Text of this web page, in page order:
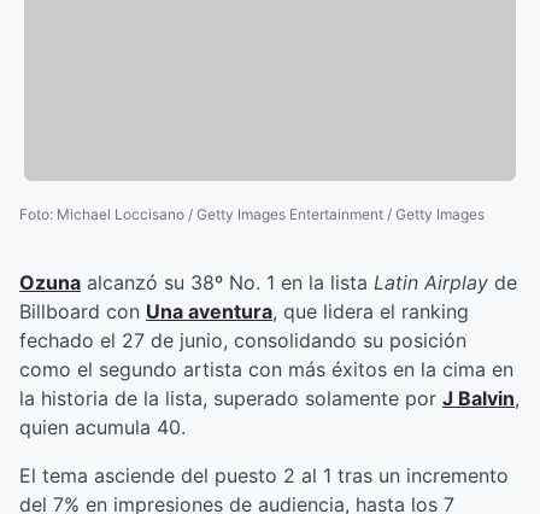
Foto: Michael Loccisano / Getty Images Entertainment / Getty Images
Ozuna alcanzó su 38º No. 1 en la lista Latin Airplay de
Billboard con Una aventura, que lidera el ranking
fechado el 27 de junio, consolidando su posición
como el segundo artista con más éxitos en la cima en
la historia de la lista, superado solamente por J Balvin,
quien acumula 40.
El tema asciende del puesto 2 al 1 tras un incremento
del 7% en impresiones de audiencia, hasta los 7